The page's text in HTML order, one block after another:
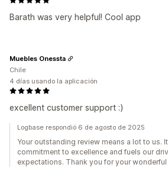
Barath was very helpful! Cool app
excellent customer support :)
Muebles Onessta
Chile
4 días usando la aplicación
Logbase respondió 6 de agosto de 2025
Your outstanding review means a lot to us.
commitment to excellence and fuels our
expectations. Thank you for your